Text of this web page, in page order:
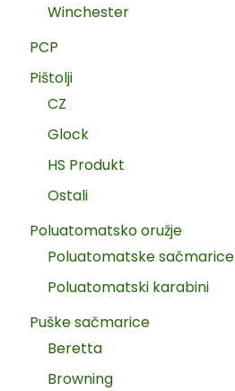
Winchester
PCP
Pištolji
CZ
Glock
HS Produkt
Ostali
Poluatomatsko oružje
Poluatomatske sačmarice
Poluatomatski karabini
Puške sačmarice
Beretta
Browning